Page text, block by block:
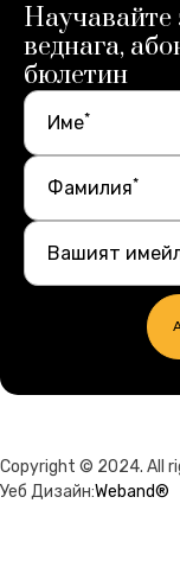
Научавайте
веднага,
бюлетин
Име*
Фамилия*
Вашият
Copyright © 2024. All
Уеб Дизайн:Weband®